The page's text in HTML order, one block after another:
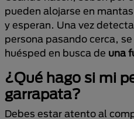
pueden alojarse en
y esperan. Una vez
persona pasando cerca,
huésped en busca de una
¿Qué hago si mi
garrapata?
Debes estar atento al